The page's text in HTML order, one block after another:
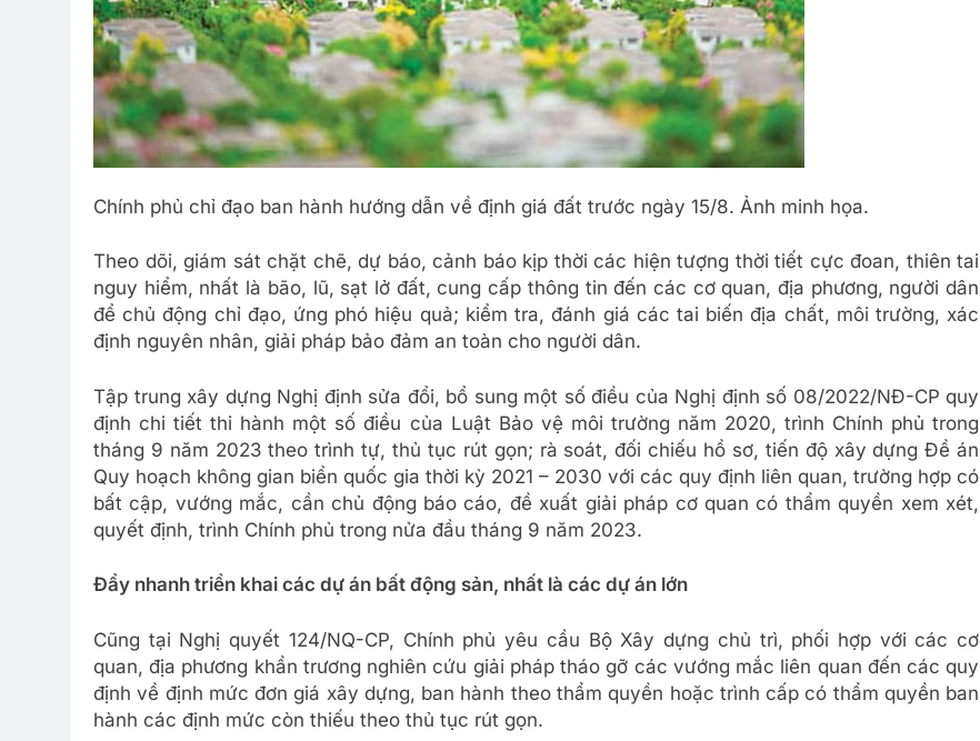
Chính phủ chỉ đạo ban hành hướng dẫn về định giá đất trước ngày 15/8. Ảnh minh họa.
Theo dõi, giám sát chặt chẽ, dự báo, cảnh báo kịp thời các hiện tượng thời tiết cực đoan, thiên tai
nguy hiểm, nhất là bão, lũ, sạt lở đất, cung cấp thông tin đến các cơ quan, địa phương, người dân
để chủ động chỉ đạo, ứng phó hiệu quả; kiểm tra, đánh giá các tai biến địa chất, môi trường, xác
định nguyên nhân, giải pháp bảo đảm an toàn cho người dân.
Tập trung xây dựng Nghị định sửa đổi, bổ sung một số điều của Nghị định số 08/2022/NĐ-CP quy
định chi tiết thi hành một số điều của Luật Bảo vệ môi trường năm 2020, trình Chính phủ trong
tháng 9 năm 2023 theo trình tự, thủ tục rút gọn; rà soát, đối chiếu hồ sơ, tiến độ xây dựng Đề án
Quy hoạch không gian biển quốc gia thời kỳ 2021 – 2030 với các quy định liên quan, trường hợp có
bất cập, vướng mắc, cần chủ động báo cáo, đề xuất giải pháp cơ quan có thẩm quyền xem xét,
quyết định, trình Chính phủ trong nửa đầu tháng 9 năm 2023.
Đẩy nhanh triển khai các dự án bất động sản, nhất là các dự án lớn
Cũng tại Nghị quyết 124/NQ-CP, Chính phủ yêu cầu Bộ Xây dựng chủ trì, phối hợp với các cơ
quan, địa phương khẩn trương nghiên cứu giải pháp tháo gỡ các vướng mắc liên quan đến các quy
định về định mức đơn giá xây dựng, ban hành theo thẩm quyền hoặc trình cấp có thẩm quyền ban
hành các định mức còn thiếu theo thủ tục rút gọn.